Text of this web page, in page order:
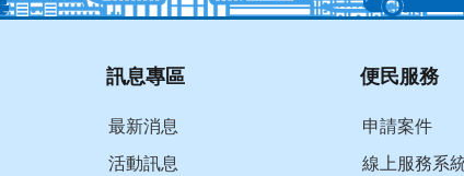
訊息專區
最新消息
活動訊息
便民服務
申請案件
線上服務系